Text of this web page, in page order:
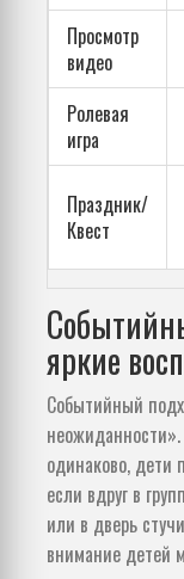
Просмотр
видео
Ролевая
игра
Праздник/
Квест
яркие
Событийный
одинаково, дети
если вдруг в
или в дверь
внимание детей